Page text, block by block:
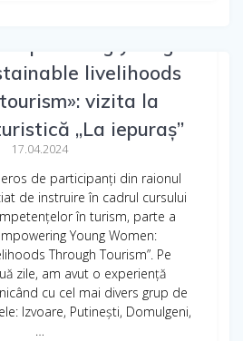
livelihoods
vizita la
„La iepuraș”
17.04.2024
de participanți din raionul
de instruire în cadrul cursului
în turism, parte a
Young Women:
Through Tourism”. Pe
zile, am avut o experiență
cu cel mai divers grup de
Izvoare, Putinești, Domulgeni,
…